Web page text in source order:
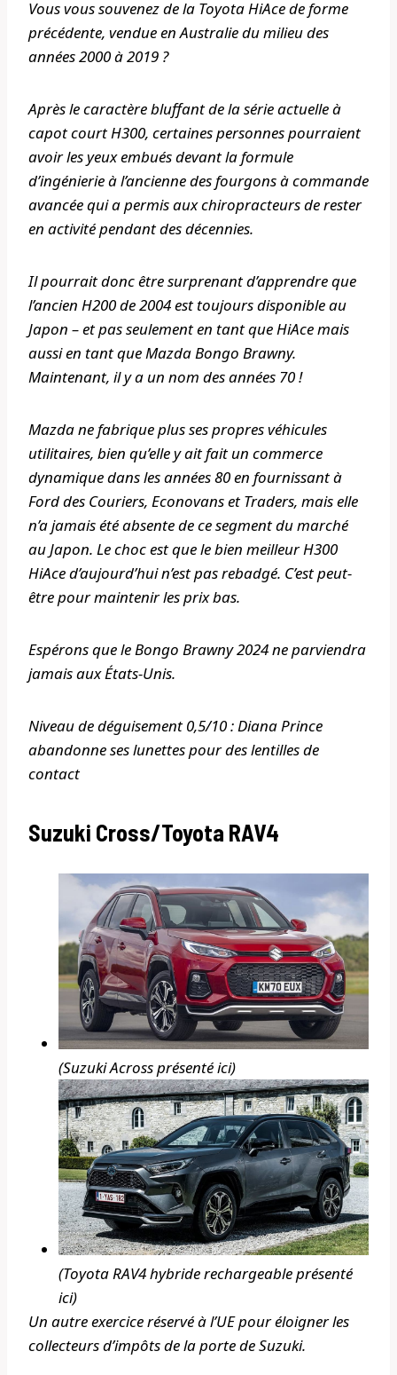
Vous vous souvenez de la Toyota HiAce de forme
précédente, vendue en Australie du milieu des
années 2000 à 2019 ?
Après le caractère bluffant de la série actuelle à
capot court H300, certaines personnes pourraient
avoir les yeux embués devant la formule
d’ingénierie à l’ancienne des fourgons à commande
avancée qui a permis aux chiropracteurs de rester
en activité pendant des décennies.
Il pourrait donc être surprenant d’apprendre que
l’ancien H200 de 2004 est toujours disponible au
Japon – et pas seulement en tant que HiAce mais
aussi en tant que Mazda Bongo Brawny.
Maintenant, il y a un nom des années 70 !
Mazda ne fabrique plus ses propres véhicules
utilitaires, bien qu’elle y ait fait un commerce
dynamique dans les années 80 en fournissant à
Ford des Couriers, Econovans et Traders, mais elle
n’a jamais été absente de ce segment du marché
au Japon. Le choc est que le bien meilleur H300
HiAce d’aujourd’hui n’est pas rebadgé. C’est peut-
être pour maintenir les prix bas.
Espérons que le Bongo Brawny 2024 ne parviendra
jamais aux États-Unis.
Niveau de déguisement 0,5/10 : Diana Prince
abandonne ses lunettes pour des lentilles de
contact
Suzuki Cross/Toyota RAV4
(Suzuki Across présenté ici)
(Toyota RAV4 hybride rechargeable présenté
ici)
Un autre exercice réservé à l’UE pour éloigner les
collecteurs d’impôts de la porte de Suzuki.